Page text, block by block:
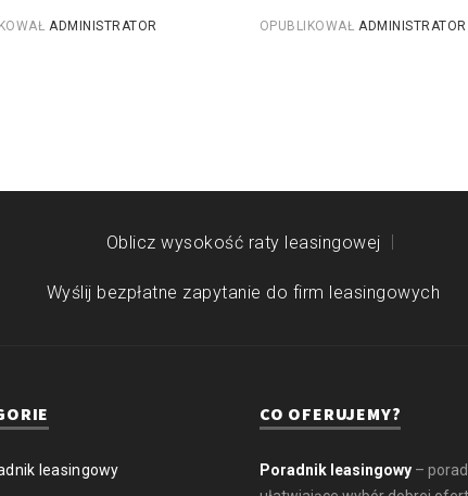
ADMINISTRATOR OPUBLIKOWAŁ ADMINISTRATOR
Oblicz wysokość raty leasingowej
Wyślij bezpłatne zapytanie do firm leasingowych
leasingowy
CO OFERUJEMY?
Poradnik leasingowy –